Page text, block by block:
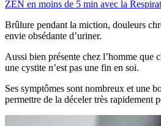
ZEN en moins de 5 min avec la
Brûlure pendant la miction, douleurs
envie obsédante d’uriner.
Aussi bien présente chez l’homme que
une cystite n’est pas une fin en soi.
Ses symptômes sont nombreux et une
permettre de la déceler très rapidement